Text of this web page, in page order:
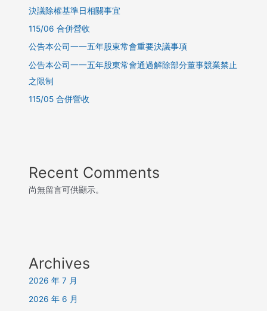
決議除權基準日相關事宜
115/06 合併營收
公告本公司一一五年股東常會重要決議事項
公告本公司一一五年股東常會通過解除部分董事競業禁止
之限制
115/05 合併營收
Recent Comments
尚無留言可供顯示。
Archives
2026 年 7 月
2026 年 6 月